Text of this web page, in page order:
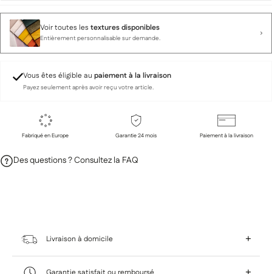
Voir toutes les textures disponibles
Entièrement personnalisable sur demande.
Vous êtes éligible au paiement à la livraison
Payez seulement après avoir reçu votre article.
Fabriqué en Europe Garantie 24 mois Paiement à la livraison
Des questions ? Consultez la FAQ
Livraison à domicile +